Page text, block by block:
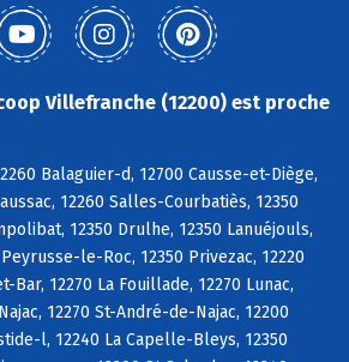
Villefranche (12200) est proche
Balaguier-d, 12700 Causse-et-Diège,
12260 Salles-Courbatiès, 12350
12350 Drulhe, 12350 Lanuéjouls,
le-Roc, 12350 Privezac, 12220
Bar, 12270 La Fouillade, 12270 Lunac,
12270 St-André-de-Najac, 12200
l, 12240 La Capelle-Bleys, 12350